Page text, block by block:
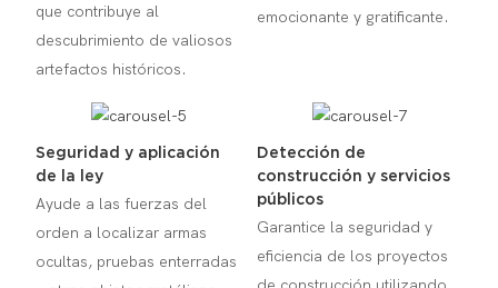
que contribuye al
descubrimiento de valiosos
artefactos históricos.
emocionante y gratificante.
Seguridad y aplicación
de la ley
Ayude a las fuerzas del
orden a localizar armas
ocultas, pruebas enterradas
Detección de
construcción y servicios
públicos
Garantice la seguridad y
eficiencia de los proyectos